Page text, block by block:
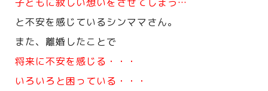
と不安を感じているシンママさん。
また、離婚したことで
将来に不安を感じる・・・
いろいろと困っている・・・